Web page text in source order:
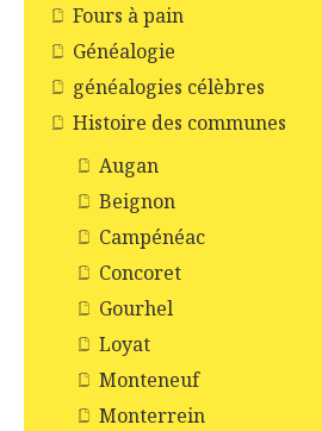
Fours à pain
Généalogie
généalogies célèbres
Histoire des communes
Augan
Beignon
Campénéac
Concoret
Gourhel
Loyat
Monteneuf
Monterrein